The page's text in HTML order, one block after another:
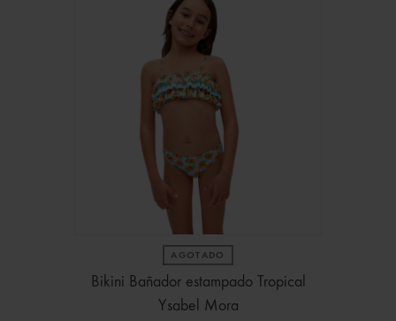
AGOTADO
Bikini Bañador estampado Tropical
Ysabel Mora